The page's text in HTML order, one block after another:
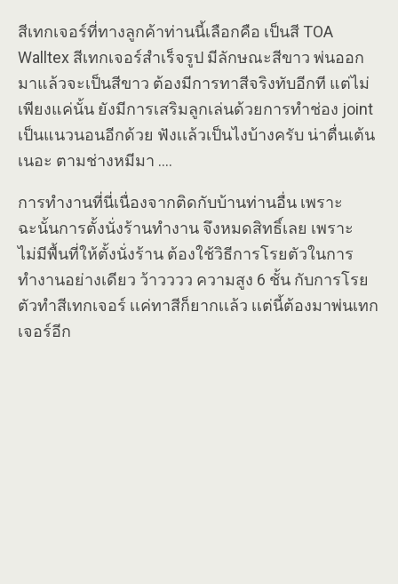
สีเทกเจอร์ที่ทางลูกค้าท่านนี้เลือกคือ เป็นสี TOA
Walltex สีเทกเจอร์สำเร็จรูป มีลักษณะสีขาว พ่นออก
มาแล้วจะเป็นสีขาว ต้องมีการทาสีจริงทับอีกที แต่ไม่
เพียงแค่นั้น ยังมีการเสริมลูกเล่นด้วยการทำช่อง joint
เป็นแนวนอนอีกด้วย ฟังเเล้วเป็นไงบ้างครับ น่าตื่นเต้น
เนอะ ตามช่างหมีมา ….
การทำงานที่นี่เนื่องจากติดกับบ้านท่านอื่น เพราะ
ฉะนั้นการตั้งนั่งร้านทำงาน จึงหมดสิทธิ์เลย เพราะ
ไม่มีพื้นที่ให้ตั้งนั่งร้าน ต้องใช้วิธีการโรยตัวในการ
ทำงานอย่างเดียว ว้าวววว ความสูง 6 ชั้น กับการโรย
ตัวทำสีเทกเจอร์ เเค่ทาสีก็ยากเเล้ว เเต่นี้ต้องมาพ่นเทก
เจอร์อีก